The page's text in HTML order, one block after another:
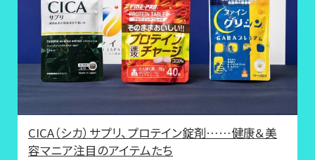
CICA（シカ）サプリ、プロテイン錠剤……健康＆美
容マニア注目のアイテムたち